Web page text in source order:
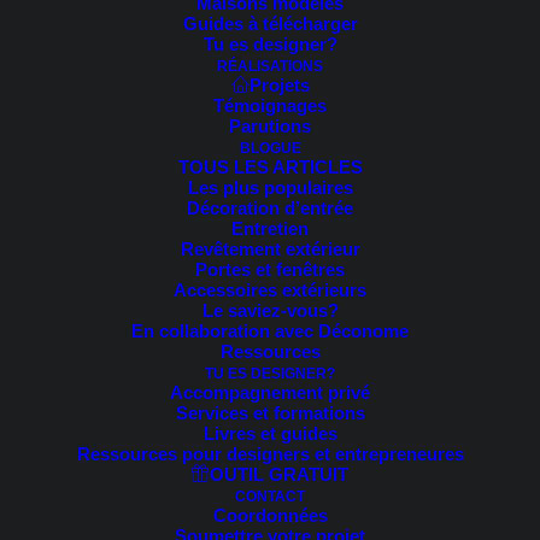
Guides à télécharger
Tu es designer?
RÉALISATIONS
Projets
Témoignages
Parutions
BLOGUE
TOUS LES ARTICLES
Les plus populaires
Décoration d’entrée
Entretien
Revêtement extérieur
Portes et fenêtres
Accessoires extérieurs
Le saviez-vous?
En collaboration avec Déconome
Ressources
TU ES DESIGNER?
Accompagnement privé
Services et formations
Livres et guides
Ressources pour designers et entrepreneures
OUTIL GRATUIT
CONTACT
Coordonnées
Soumettre votre projet
Cette imprint a été mise à jour pour la dernière fois le 18
Le propriétaire de ce site web est :
info@
designexterieur.ca
Numéro de téléphone : (819) 818-2775
Le(s) représentant(s) légal(aux) de Sarah-Eve
Sarah-Eve Cossette
Nous sommes disposés ou obligés de participer à des